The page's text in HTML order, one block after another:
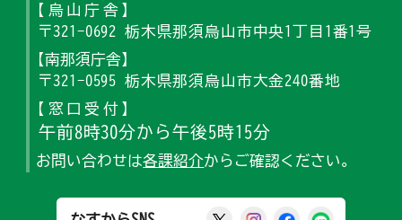
【烏山庁舎】
〒321-0692 栃木県那須烏山市中央1丁目1番1号
【南那須庁舎】
〒321-0595 栃木県那須烏山市大金240番地
【窓口受付】
午前8時30分から午後5時15分
お問い合わせは各課紹介からご確認ください。
那須烏山市公式X
那須烏山市公式
那須烏山市